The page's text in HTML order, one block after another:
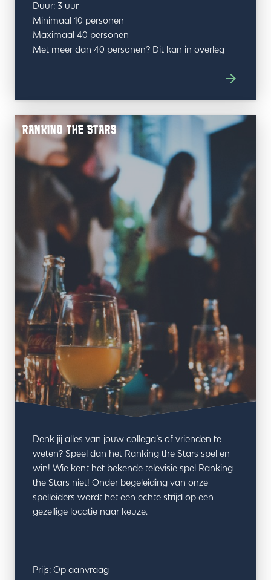
Duur: 3 uur
Minimaal 10 personen
Maximaal 40 personen
Met meer dan 40 personen? Dit kan in overleg
RANKING THE STARS
Denk jij alles van jouw collega’s of vrienden te
weten? Speel dan het Ranking the Stars spel en
win! Wie kent het bekende televisie spel Ranking
the Stars niet! Onder begeleiding van onze
spelleiders wordt het een echte strijd op een
gezellige locatie naar keuze.
Prijs: Op aanvraag